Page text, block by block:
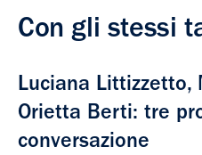
Con gli stessi
Luciana Littizzetto,
Orietta Berti: tre
conversazione